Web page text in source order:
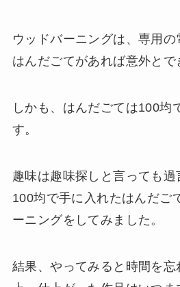
ウッドバーニングは、専用の
はんだごてがあれば意外とで
しかも、はんだごては100均
す。
趣味は趣味探しと言っても過
100均で手に入れたはんだご
ーニングをしてみました。
結果、やってみると時間を忘